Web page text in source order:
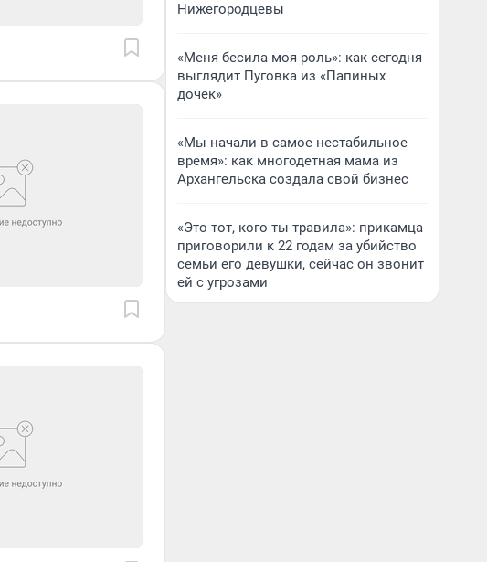
Нижегородцевы
«Меня бесила моя роль»: как сегодня
выглядит Пуговка из «Папиных
дочек»
«Мы начали в самое нестабильное
время»: как многодетная мама из
Архангельска создала свой бизнес
«Это тот, кого ты травила»: прикамца
приговорили к 22 годам за убийство
семьи его девушки, сейчас он звонит
ей с угрозами